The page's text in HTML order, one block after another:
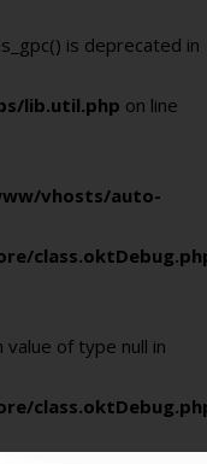
is deprecated in
lib.util.php on line
vhosts/auto-
of type null in